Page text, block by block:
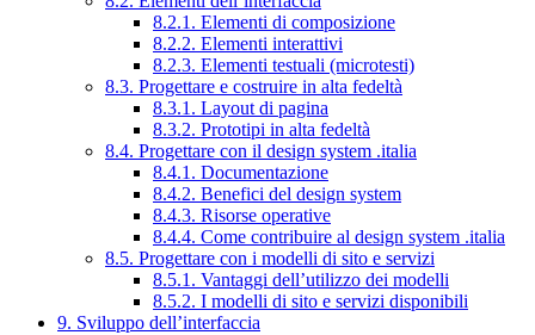
8.2.1. Elementi di composizione
8.2.2. Elementi interattivi
8.2.3. Elementi testuali (microtesti)
8.3. Progettare e costruire in alta fedeltà
8.3.1. Layout di pagina
8.3.2. Prototipi in alta fedeltà
8.4. Progettare con il design system .italia
8.4.1. Documentazione
8.4.2. Benefici del design system
8.4.3. Risorse operative
8.4.4. Come contribuire al design system .italia
8.5. Progettare con i modelli di sito e servizi
8.5.1. Vantaggi dell’utilizzo dei modelli
8.5.2. I modelli di sito e servizi disponibili
9. Sviluppo dell’interfaccia